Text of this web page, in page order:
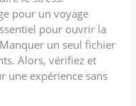
pour un voyage
pour ouvrir la
un seul fichier
Alors, vérifiez et
une expérience sans